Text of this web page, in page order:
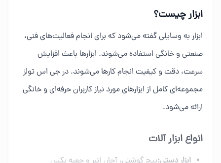
ابزار چیست؟
ابزار به وسایلی گفته می‌شود که برای انجام فعالیت‌های فنی،
صنعتی و خانگی استفاده می‌شوند. ابزارها باعث افزایش
سرعت، دقت و کیفیت انجام کارها می‌شوند. در جی اس تولز
مجموعه‌ای کامل از ابزارهای مورد نیاز کاربران حرفه‌ای و خانگی
ارائه می‌شود.
انواع ابزار آلات